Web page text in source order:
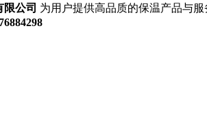
公司 为用户提供高品质的保温产品与服